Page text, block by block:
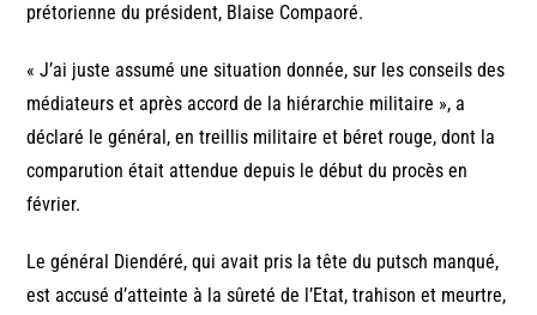
prétorienne du président, Blaise Compaoré.
« J’ai juste assumé une situation donnée, sur les conseils des
médiateurs et après accord de la hiérarchie militaire », a
déclaré le général, en treillis militaire et béret rouge, dont la
comparution était attendue depuis le début du procès en
février.
Le général Diendéré, qui avait pris la tête du putsch manqué,
est accusé d’atteinte à la sûreté de l’Etat, trahison et meurtre,